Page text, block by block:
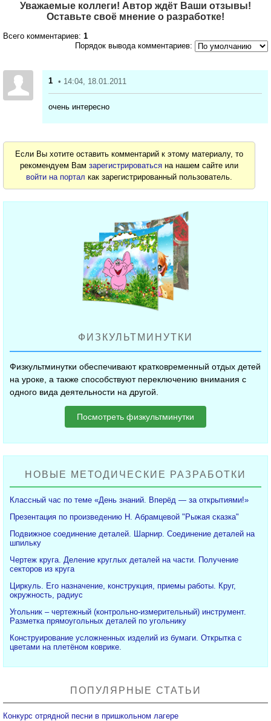
Уважаемые коллеги! Автор ждёт Ваши отзывы!
Оставьте своё мнение о разработке!
Всего комментариев: 1
Порядок вывода комментариев:
1 • 14:04, 18.01.2011
очень интересно
Если Вы хотите оставить комментарий к этому материалу, то
рекомендуем Вамзарегистрироваться на нашем сайте или
войти на портал как зарегистрированный пользователь.
ФИЗКУЛЬТМИНУТКИ
Физкультминутки обеспечивают кратковременный отдых детей
на уроке, а также способствуют переключению внимания с
одного вида деятельности на другой.
Посмотреть физкультминутки
НОВЫЕ МЕТОДИЧЕСКИЕ РАЗРАБОТКИ
Классный час по теме «День знаний. Вперёд — за открытиями!»
Презентация по произведению Н. Абрамцевой "Рыжая сказка"
Подвижное соединение деталей. Шарнир. Соединение деталей на
шпильку
Чертеж круга. Деление круглых деталей на части. Получение
секторов из круга
Циркуль. Его назначение, конструкция, приемы работы. Круг,
окружность, радиус
Угольник – чертежный (контрольно-измерительный) инструмент.
Разметка прямоугольных деталей по угольнику
Конструирование усложненных изделий из бумаги. Открытка с
цветами на плетёном коврике.
ПОПУЛЯРНЫЕ СТАТЬИ
Конкурс отрядной песни в пришкольном лагере